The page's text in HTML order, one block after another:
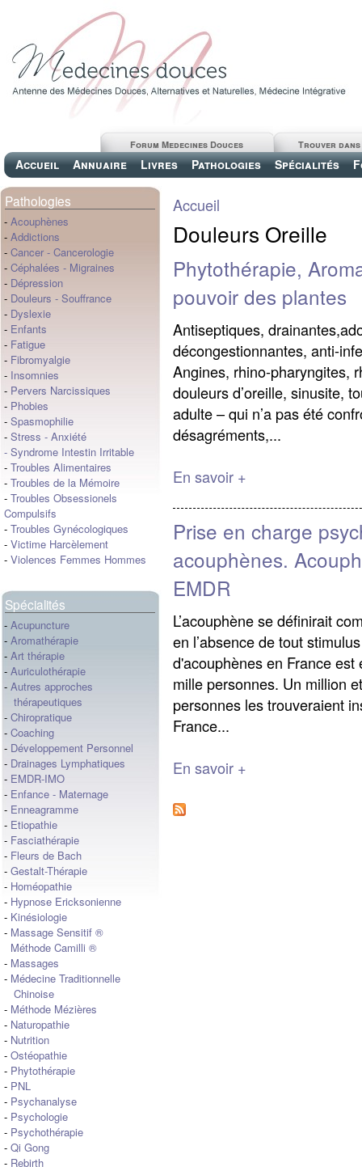
Accueil Annuaire Livres Pathologies Spécialités
Trouver
Forum Medecines Douces
Pathologies
- Acouphènes
- Addictions
- Cancer - Cancerologie
- Céphalées - Migraines
- Dépression
- Douleurs - Souffrance
- Dyslexie
- Enfants
- Fatigue
- Fibromyalgie
- Insomnies
- Pervers Narcissiques
- Phobies
- Spasmophilie
- Stress - Anxiété
- Syndrome Intestin Irritable
- Troubles Alimentaires
- Troubles de la Mémoire
- Troubles Obsessionels
Compulsifs
- Troubles Gynécologiques
- Victime Harcèlement
- Violences Femmes Hommes
Spécialités
- Acupuncture
- Aromathérapie
- Art thérapie
- Auriculothérapie
- Autres approches
thérapeutiques
- Chiropratique
- Coaching
- Développement Personnel
- Drainages Lymphatiques
- EMDR-IMO
- Enfance - Maternage
- Enneagramme
- Etiopathie
- Fasciathérapie
- Fleurs de Bach
- Gestalt-Thérapie
- Homéopathie
- Hypnose Ericksonienne
- Kinésiologie
- Massage Sensitif ®
Méthode Camilli ®
- Massages
- Médecine Traditionnelle
Chinoise
- Méthode Mézières
- Naturopathie
- Nutrition
- Ostéopathie
- Phytothérapie
- PNL
- Psychanalyse
- Psychologie
- Psychothérapie
- Qi Gong
- Rebirth
Accueil
Douleurs Oreille
Phytothérapie,
pouvoir des plantes
Antiseptiques,
décongestionnantes, anti-
Angines, rhino-pharyngites,
douleurs d’oreille, sinusite,
adulte – qui n’a pas été
désagréments,...
En savoir +
Prise en charge
acouphènes.
EMDR
L’acouphène se définirait
en l’absence de tout
d'acouphènes en France
mille personnes. Un million
personnes les trouveraient
France...
En savoir +